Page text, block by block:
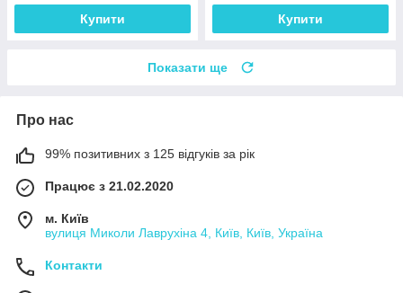
Купити Купити
Показати ще
Про нас
99% позитивних з 125 відгуків за рік
Працює з 21.02.2020
м. Київ
вулиця Миколи Лаврухіна 4, Київ, Київ, Україна
Контакти